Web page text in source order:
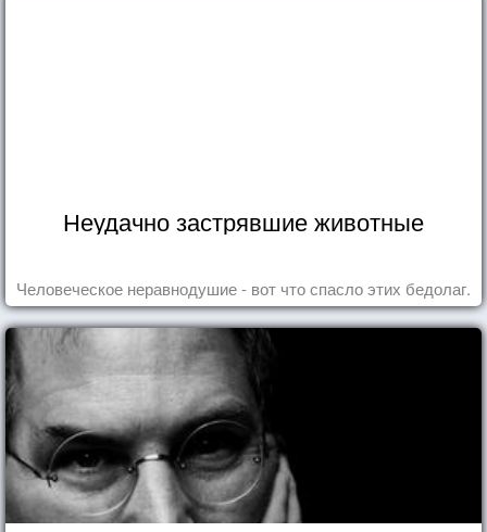
Неудачно застрявшие животные
Человеческое неравнодушие - вот что спасло этих бедолаг.